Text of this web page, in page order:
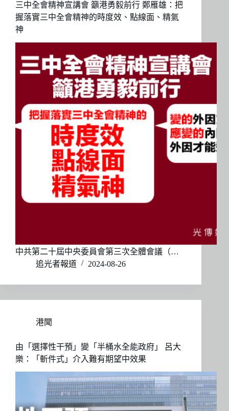
三中全會精神宣講會 籲港勇毅前行 鄭雁雄：把
握落實三中全會精神的時度效、點線面、精氣
神
中共第二十屆中央委員會第三次全體會議（…
追光者報道
2024-08-26
港聞
由「選擇性干預」變「半桶水全能政府」 呂大
樂：「斬件式」介入難有期望中效果